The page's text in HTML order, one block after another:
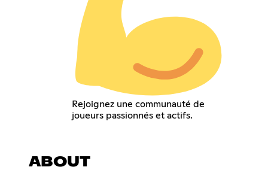
Rejoignez une communauté de
joueurs passionnés et actifs.
ABOUT